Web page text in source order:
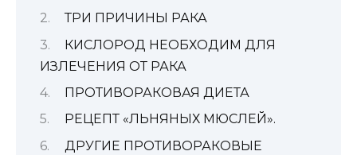
ТРИ ПРИЧИНЫ РАКА
КИСЛОРОД НЕОБХОДИМ ДЛЯ
ИЗЛЕЧЕНИЯ ОТ РАКА
ПРОТИВОРАКОВАЯ ДИЕТА
РЕЦЕПТ «ЛЬНЯНЫХ МЮСЛЕЙ».
ДРУГИЕ ПРОТИВОРАКОВЫЕ